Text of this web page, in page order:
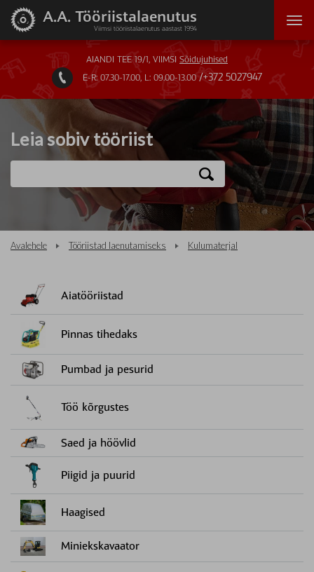
AIANDI TEE 19/1, VIIMSI Sõidujuhised
 E-R: 07.30-17.00, L: 09.00-13.00 +372 5027947
A.A. Tööriistalaenutus
Viimsi tööriistalaenutus aastast 1994
Leia sobiv tööriist
Avalehele Tööriistad laenutamiseks Kulumaterjal
Aiatööriistad
Pinnas tihedaks
Pumbad ja pesurid
Töö kõrgustes
Saed ja höövlid
Piigid ja puurid
Haagised
Miniekskavaator